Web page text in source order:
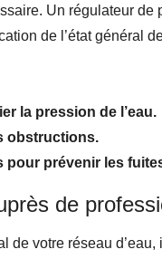
Un régulateur
de l’état général
la pression de l’eau.
obstructions.
pour prévenir les
de
de votre réseau